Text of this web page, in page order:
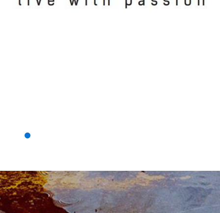
5KM
RUN
в
ръцете